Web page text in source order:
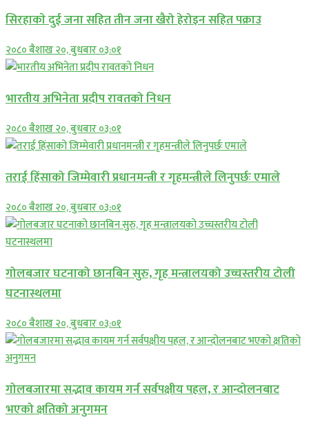
सिरहाकाे दुई जना सहित तीन जना खैरो हेरोइन सहित पक्राउ
२०८० बैशाख २०, बुधबार ०३:०१
भारतीय अभिनेता प्रदीप रावतको निधन
२०८० बैशाख २०, बुधबार ०३:०१
तराई हिंसाको जिम्मेवारी प्रधानमन्त्री र गृहमन्त्रीले लिनुपर्छः एमाले
२०८० बैशाख २०, बुधबार ०३:०१
गोलबजार घटनाको छानबिन सुरु, गृह मन्त्रालयको उच्चस्तरीय टोली
घटनास्थलमा
२०८० बैशाख २०, बुधबार ०३:०१
गोलबजारमा सद्भाव कायम गर्न सर्वपक्षीय पहल, र आन्दोलनबाट
भएको क्षतिको अनुगमन